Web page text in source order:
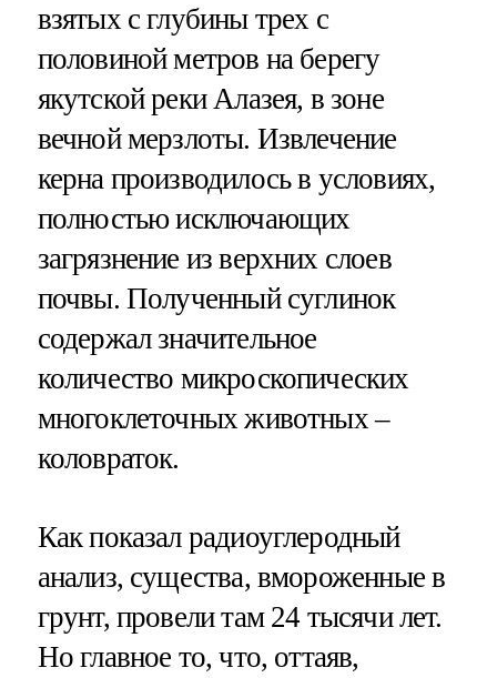
взятых с глубины трех с
половиной метров на берегу
якутской реки Алазея, в зоне
вечной мерзлоты. Извлечение
керна производилось в условиях,
полностью исключающих
загрязнение из верхних слоев
почвы. Полученный суглинок
содержал значительное
количество микроскопических
многоклеточных животных –
коловраток.
Как показал радиоуглеродный
анализ, существа, вмороженные в
грунт, провели там 24 тысячи лет.
Но главное то, что, оттаяв,